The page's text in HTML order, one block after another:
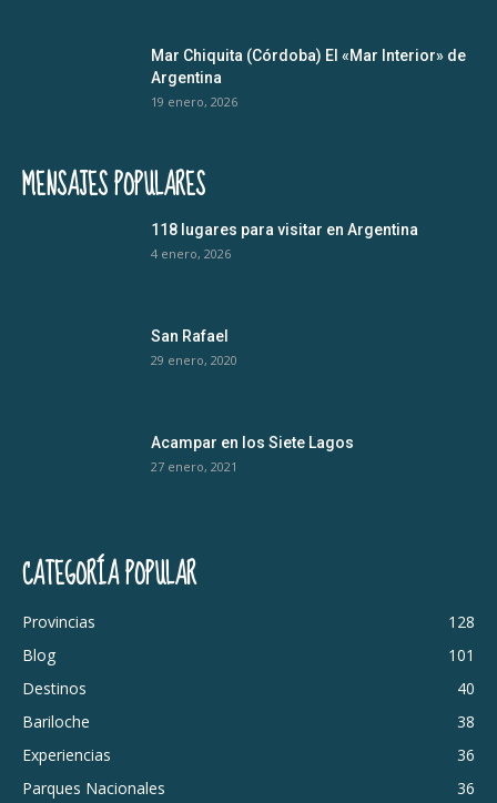
Mar Chiquita (Córdoba) El «Mar Interior» de
Argentina
19 enero, 2026
MENSAJES POPULARES
118 lugares para visitar en Argentina
4 enero, 2026
San Rafael
29 enero, 2020
Acampar en los Siete Lagos
27 enero, 2021
CATEGORÍA POPULAR
Provincias
128
Blog
101
Destinos
40
Bariloche
38
Experiencias
36
Parques Nacionales
36